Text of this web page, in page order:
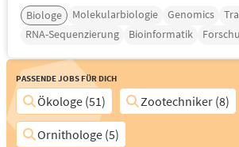
Biologe Molekularbiologie Genomics
RNA-Sequenzierung
Bioinformatik
Passende Jobs für Dich
Ökologe (51)
Zootechniker (8)
Ornithologe (5)